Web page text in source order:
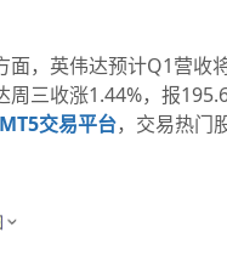
，英伟达预计Q1营收将
三收涨1.44%，报
交易平台，交易热门